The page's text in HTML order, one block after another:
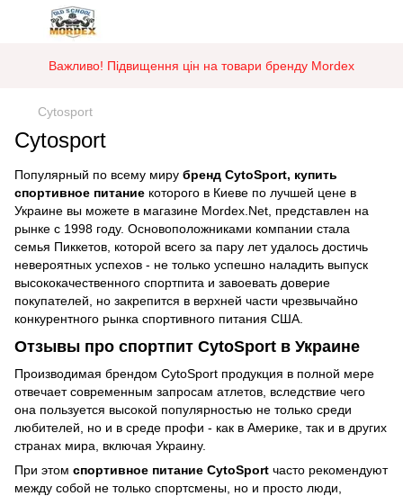
Важливо! Підвищення цін на товари бренду Mordex
Cytosport
Cytosport
Популярный по всему миру бренд CytoSport, купить
спортивное питание которого в Киеве по лучшей цене в
Украине вы можете в магазине Mordex.Net, представлен на
рынке с 1998 году. Основоположниками компании стала
семья Пиккетов, которой всего за пару лет удалось достичь
невероятных успехов - не только успешно наладить выпуск
высококачественного спортпита и завоевать доверие
покупателей, но закрепится в верхней части чрезвычайно
конкурентного рынка спортивного питания США.
Отзывы про спортпит CytoSport в Украине
Производимая брендом CytoSport продукция в полной мере
отвечает современным запросам атлетов, вследствие чего
она пользуется высокой популярностью не только среди
любителей, но и в среде профи - как в Америке, так и в других
странах мира, включая Украину.
При этом спортивное питание CytoSport часто рекомендуют
между собой не только спортсмены, но и просто люди,